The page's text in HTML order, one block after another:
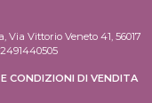
Via Vittorio Veneto 41, 56017
CONDIZIONI DI VENDITA